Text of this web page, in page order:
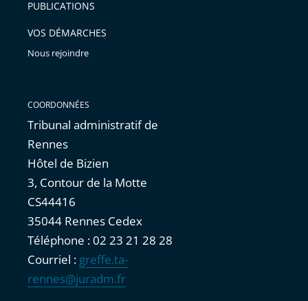
avant
PUBLICATIONS
VOS DÉMARCHES
Nous rejoindre
COORDONNÉES
Tribunal administratif de
Rennes
Hôtel de Bizien
3, Contour de la Motte
CS44416
35044 Rennes Cedex
Téléphone : 02 23 21 28 28
Courriel : greffe.ta-
rennes@juradm.fr